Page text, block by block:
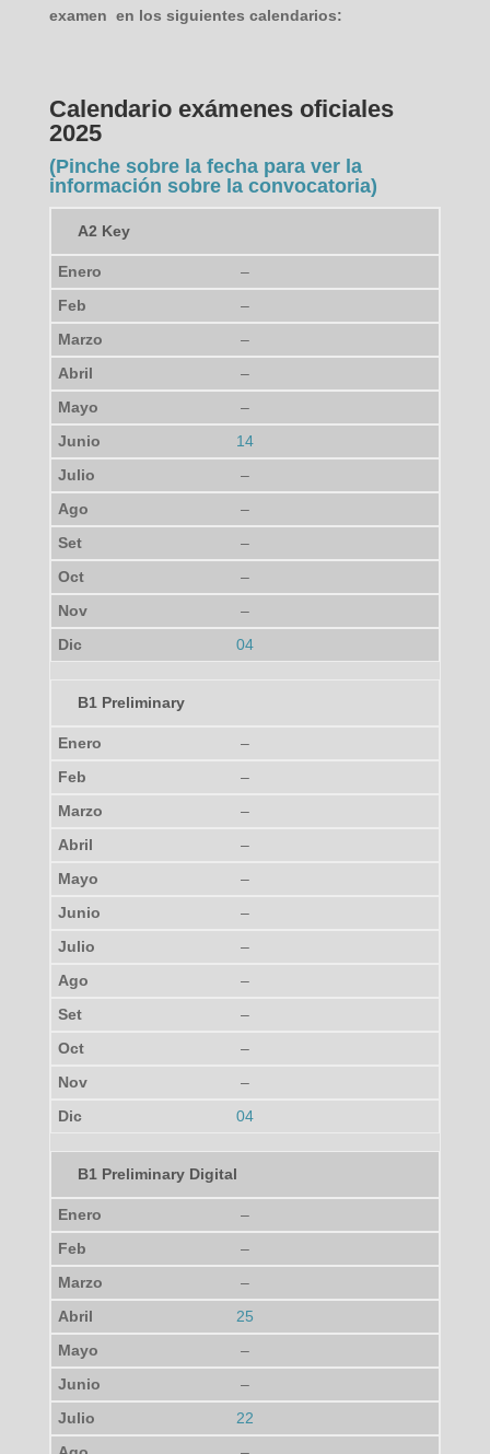
examen en los siguientes calendarios:
Calendario exámenes oficiales
2025
(Pinche sobre la fecha para ver la
información sobre la convocatoria)
A2 Key
–
–
–
–
–
14
–
–
–
–
–
04
B1 Preliminary
–
–
–
–
–
–
–
–
–
–
–
04
B1 Preliminary Digital
–
–
–
25
–
–
22